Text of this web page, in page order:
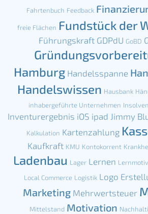
Fahrtenbuch Feedback
freie Flächen Fundstück der
Führungskraft GDPdU GoBD
Hamburg Handelsspanne
Handelswissen Hausbank
inhabergeführte Unternehmen
Inventurergebnis iOS ipad Jimmy
Kalkulation Kartenzahlung
Kaufkraft KMU Kontokorrent
Ladenbau Lager Lernen
Local Commerce Logistik Logo
Marketing Mehrwertsteuer
Mittelstand Motivation